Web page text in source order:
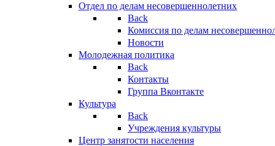
Отдел по делам несовершеннолетних
Back
Комиссия по делам
Новости
Молодежная политика
Back
Контакты
Группа Вконтакте
Культура
Back
Учреждения культуры
Центр занятости населения